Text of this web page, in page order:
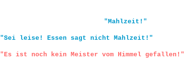
"Mahlzeit!"
"Sei leise! Essen sagt nicht Mahlzeit!"
"Es ist noch kein Meister vom Himmel gefallen!"